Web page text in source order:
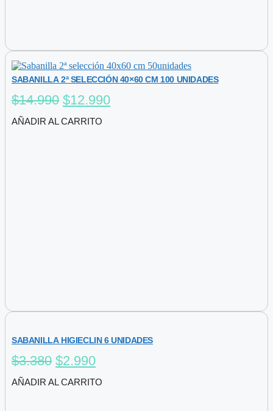
SABANILLA 2ª SELECCIÓN 40×60 CM 100 UNIDADES
$14.990 El
precio
$12.990El
AÑADIR AL CARRITO
SABANILLA HIGIECLIN 6 UNIDADES
$3.380 El
precio
$2.990El
precio
AÑADIR AL CARRITO